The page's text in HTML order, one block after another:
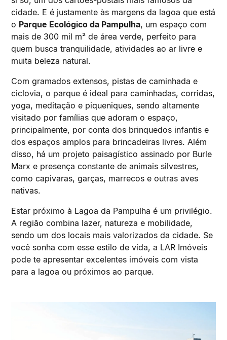
cidade. E é justamente às margens da lagoa que está
o Parque Ecológico da Pampulha, um espaço com
mais de 300 mil m² de área verde, perfeito para
quem busca tranquilidade, atividades ao ar livre e
muita beleza natural.
Com gramados extensos, pistas de caminhada e
ciclovia, o parque é ideal para caminhadas, corridas,
yoga, meditação e piqueniques, sendo altamente
visitado por famílias que adoram o espaço,
principalmente, por conta dos brinquedos infantis e
dos espaços amplos para brincadeiras livres. Além
disso, há um projeto paisagístico assinado por Burle
Marx e presença constante de animais silvestres,
como capivaras, garças, marrecos e outras aves
nativas.
Estar próximo à Lagoa da Pampulha é um privilégio.
A região combina lazer, natureza e mobilidade,
sendo um dos locais mais valorizados da cidade. Se
você sonha com esse estilo de vida, a LAR Imóveis
pode te apresentar excelentes imóveis com vista
para a lagoa ou próximos ao parque.